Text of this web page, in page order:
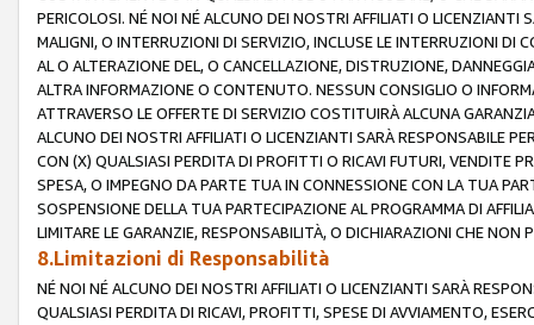
PERICOLOSI. NÉ NOI NÉ ALCUNO DEI NOSTRI AFFILIATI O LICENZIANTI
MALIGNI, O INTERRUZIONI DI SERVIZIO, INCLUSE LE INTERRUZIONI DI
AL O ALTERAZIONE DEL, O CANCELLAZIONE, DISTRUZIONE,
ALTRA INFORMAZIONE O CONTENUTO. NESSUN CONSIGLIO O
ATTRAVERSO LE OFFERTE DI SERVIZIO COSTITUIRÀ ALCUNA
ALCUNO DEI NOSTRI AFFILIATI O LICENZIANTI SARÀ RESPONSABILE
CON (X) QUALSIASI PERDITA DI PROFITTI O RICAVI FUTURI, VENDITE
SPESA, O IMPEGNO DA PARTE TUA IN CONNESSIONE CON LA TUA
SOSPENSIONE DELLA TUA PARTECIPAZIONE AL PROGRAMMA DI
LIMITARE LE GARANZIE, RESPONSABILITÀ, O DICHIARAZIONI CHE NON
8.Limitazioni di Responsabilità
NÉ NOI NÉ ALCUNO DEI NOSTRI AFFILIATI O LICENZIANTI SARÀ
QUALSIASI PERDITA DI RICAVI, PROFITTI, SPESE DI AVVIAMENTO,